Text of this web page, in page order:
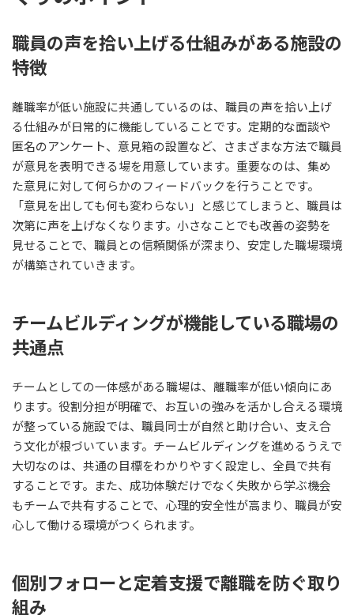
職員の声を拾い上げる仕組みがある施設の
特徴
離職率が低い施設に共通しているのは、職員の声を拾い上げ
る仕組みが日常的に機能していることです。定期的な面談や
匿名のアンケート、意見箱の設置など、さまざまな方法で職員
が意見を表明できる場を用意しています。重要なのは、集め
た意見に対して何らかのフィードバックを行うことです。
「意見を出しても何も変わらない」と感じてしまうと、職員は
次第に声を上げなくなります。小さなことでも改善の姿勢を
見せることで、職員との信頼関係が深まり、安定した職場環境
が構築されていきます。
チームビルディングが機能している職場の
共通点
チームとしての一体感がある職場は、離職率が低い傾向にあ
ります。役割分担が明確で、お互いの強みを活かし合える環境
が整っている施設では、職員同士が自然と助け合い、支え合
う文化が根づいています。チームビルディングを進めるうえで
大切なのは、共通の目標をわかりやすく設定し、全員で共有
することです。また、成功体験だけでなく失敗から学ぶ機会
もチームで共有することで、心理的安全性が高まり、職員が安
心して働ける環境がつくられます。
個別フォローと定着支援で離職を防ぐ取り
組み